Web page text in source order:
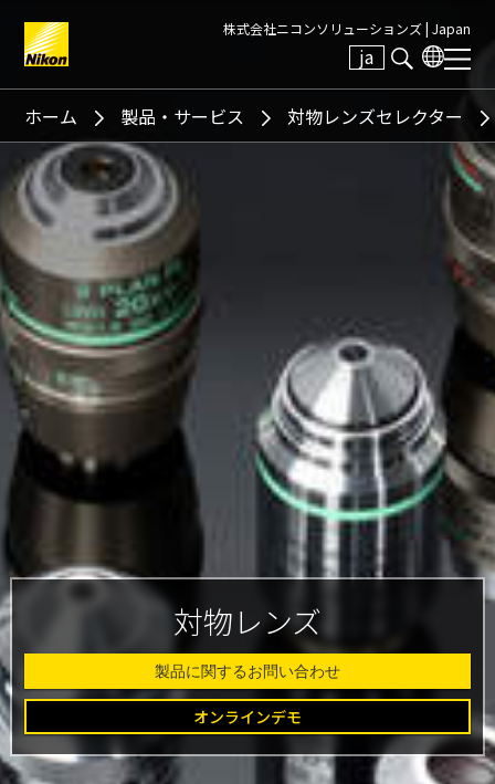
株式会社ニコンソリューションズ | Japan
ja
Search keyword(s)
ホーム 製品・サービス 対物レンズセレクター
対物レンズ
製品に関するお問い合わせ
オンラインデモ